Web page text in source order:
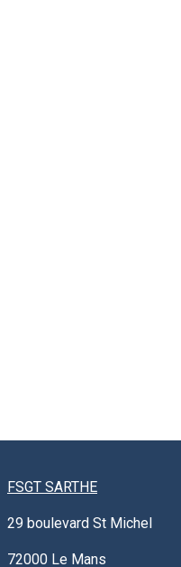
FSGT SARTHE
29 boulevard St Michel
72000 Le Mans